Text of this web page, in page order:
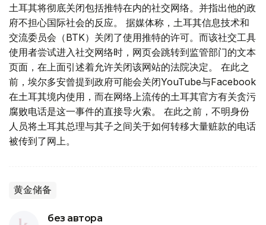
土耳其将彻底关闭包括推特在内的社交网络。并指出他的政
府不担心国际社会的反应。 据媒体称，土耳其信息技术和
交流委员会（BTK）关闭了使用推特的许可。而该社交工具
使用者尝试进入社交网络时，网页会跳转到监管部门的文本
页面，在上面引述着允许关闭该网站的法院决定。 在此之
前，埃尔多安曾提到政府可能会关闭YouTube与Facebook
在土耳其境内使用，而在网络上流传的土耳其官方有关贪污
腐败电话是这一事件的直接导火索。 在此之前，不明身份
人员将土耳其总理与其子之间关于如何转移大量赃款的电话
被传到了网上。
黄金储备
без автора